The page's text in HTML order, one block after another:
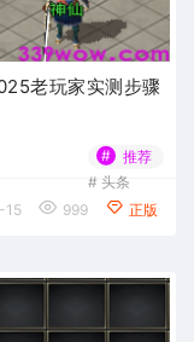
老玩家实测步骤
#
推荐
# 头条
15 999 正版